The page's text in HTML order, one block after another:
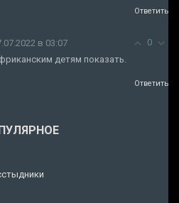
Ответить
0
в 03:07
детям показать.
Ответить